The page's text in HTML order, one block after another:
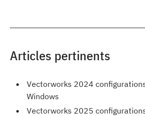
Articles pertinents
Vectorworks 2024
Windows
Vectorworks 2025